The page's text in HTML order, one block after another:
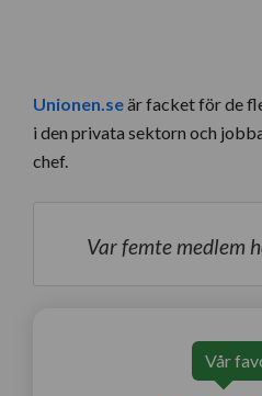
Unionen.seär facket för de
i den privata sektorn och
chef.
Var femte medlem
Vår